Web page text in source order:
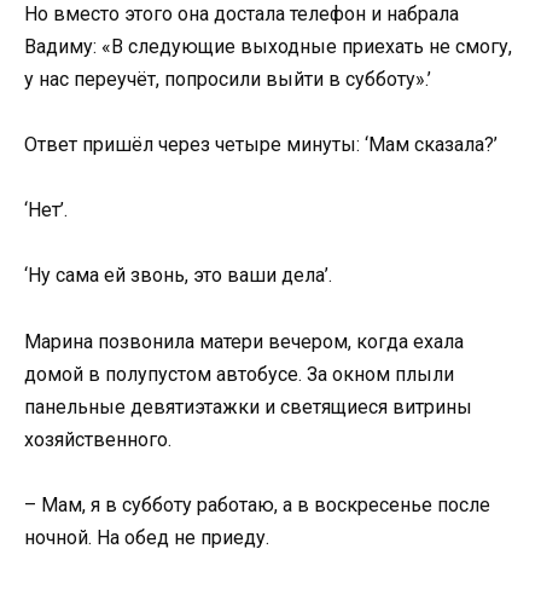
Но вместо этого она достала телефон и набрала
Вадиму: «В следующие выходные приехать не смогу,
у нас переучёт, попросили выйти в субботу».’
Ответ пришёл через четыре минуты: ‘Мам сказала?’
‘Нет’.
‘Ну сама ей звонь, это ваши дела’.
Марина позвонила матери вечером, когда ехала
домой в полупустом автобусе. За окном плыли
панельные девятиэтажки и светящиеся витрины
хозяйственного.
– Мам, я в субботу работаю, а в воскресенье после
ночной. На обед не приеду.